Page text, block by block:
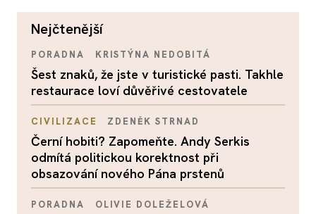
nejčtenější
PORADNA KRISTÝNA NEDOBITÁ
Šest znaků, že jste v turistické pasti. Takhle
restaurace loví důvěřivé cestovatele
CIVILIZACE ZDENĚK STRNAD
Černí hobiti? Zapomeňte. Andy Serkis
odmítá politickou korektnost při
obsazování nového Pána prstenů
PORADNA OLIVIE DOLEŽELOVÁ